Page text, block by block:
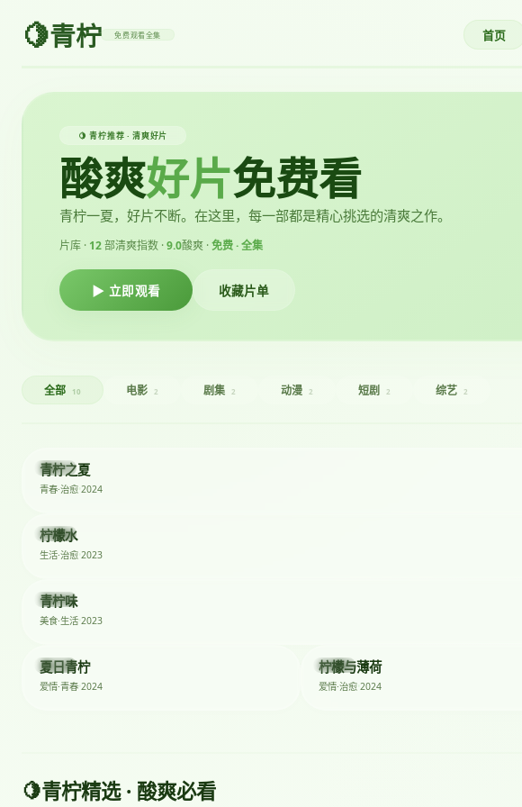
🍋青柠 免费观看全集 首页
🍋 青柠推荐 · 清爽好片
酸爽好片免费看
青柠一夏，好片不断。在这里，每一部都是精心挑选的清爽之作。
片库 · 12部清爽指数 ·9.0酸爽 ·免费 · 全集
▶ 立即观看 收藏片单
全部 10 电影 2 剧集 2 动漫 2 短剧 2 综艺 2
电影
青柠之夏
青春·治愈 2024
剧集
2023
柠檬水
生活·治愈 2023
综艺
2023
青柠味
美食·生活 2023
短剧
2024
夏日青柠
爱情·青春 2024
剧集
柠檬与薄荷
爱情·治愈 2024
🍋青柠精选 · 酸爽必看